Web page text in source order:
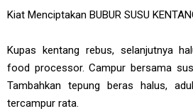
Kiat Menciptakan BUBUR SUSU
Kupas kentang rebus, selanjutnya
food processor. Campur bersama
Tambahkan tepung beras halus,
tercampur rata.